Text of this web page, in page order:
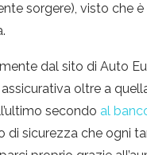
sorgere), visto che
dal sito di Auto
oltre a
secondo al
di sicurezza che ogni